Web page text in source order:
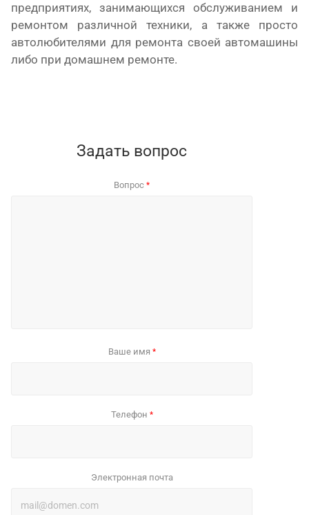
предприятиях, занимающихся обслуживанием и
ремонтом различной техники, а также просто
автолюбителями для ремонта своей автомашины
либо при домашнем ремонте.
Задать вопрос
Вопрос *
Ваше имя *
Телефон *
Электронная почта